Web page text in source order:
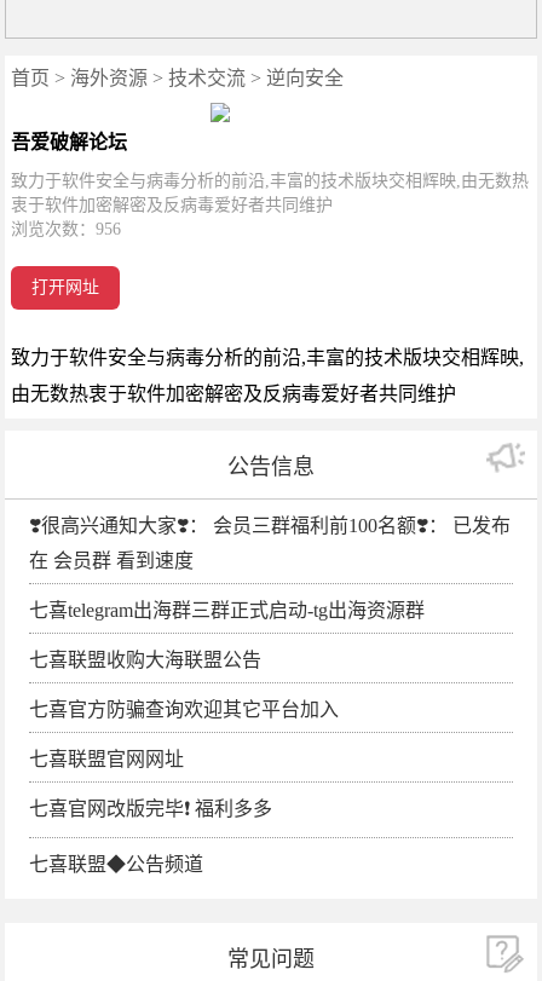
首页 > 海外资源 >技术交流 >逆向安全
吾爱破解论坛
致力于软件安全与病毒分析的前沿,丰富的技术版块交相辉映,由无数热
衷于软件加密解密及反病毒爱好者共同维护
浏览次数：956
打开网址
致力于软件安全与病毒分析的前沿,丰富的技术版块交相辉映,
由无数热衷于软件加密解密及反病毒爱好者共同维护
公告信息
❣️很高兴通知大家❣️： 会员三群福利前100名额❣️： 已发布
在 会员群 看到速度
七喜telegram出海群三群正式启动-tg出海资源群
七喜联盟收购大海联盟公告
七喜官方防骗查询欢迎其它平台加入
七喜联盟官网网址
七喜官网改版完毕❗️ 福利多多
七喜联盟◆公告频道
常见问题